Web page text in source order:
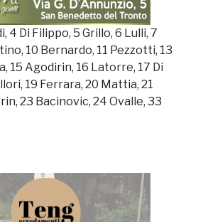
4 Di Filippo, 5 Grillo, 6 Lulli, 7
10 Bernardo, 11 Pezzotti, 13
15 Agodirin, 16 Latorre, 17 Di
19 Ferrara, 20 Mattia, 21
23 Bacinovic, 24 Ovalle, 33